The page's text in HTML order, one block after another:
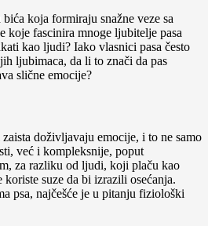
koja formiraju snažne veze sa
koje fascinira mnoge ljubitelje pasa
kao ljudi? Iako vlasnici pasa često
ljubimaca, da li to znači da pas
slične emocije?
doživljavaju emocije, i to ne samo
već i kompleksnije, poput
za razliku od ljudi, koji plaču kao
suze da bi izrazili osećanja.
psa, najčešće je u pitanju fiziološki